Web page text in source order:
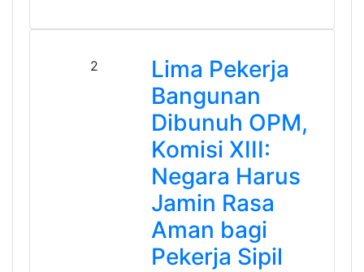
2
Lima Pekerja
Bangunan
Dibunuh OPM,
Komisi XIII:
Negara Harus
Jamin Rasa
Aman bagi
Pekerja Sipil